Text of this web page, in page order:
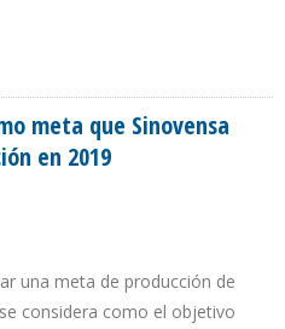
meta que Sinovensa
en 2019
una meta de producción de
considera como el objetivo